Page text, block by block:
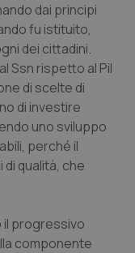
dai principi
fu istituito,
dei cittadini.
Ssn rispetto al Pil
di scelte di
di investire
uno sviluppo
perché il
qualità, che
il progressivo
componente